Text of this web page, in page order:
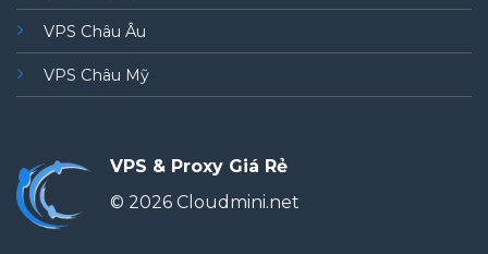
VPS Châu Âu
VPS Châu Mỹ
VPS & Proxy Giá Rẻ
© 2026 Cloudmini.net